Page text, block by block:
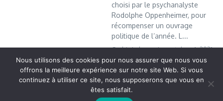
choisi par le psychanalyste
Rodolphe Oppenheimer, pour
récompenser un ouvrage
politique de l’année. L...
Cedric Leboussi octobre 4, 2021
Read More
Copyright © 2026 Vudailleurs.com | Réalisé par
Nous utilisons des cookies pour nous assurer que nous vous
offrons la meilleure expérience sur notre site Web. Si vous
continuez à utiliser ce site, nous supposerons que vous en
êtes satisfait.